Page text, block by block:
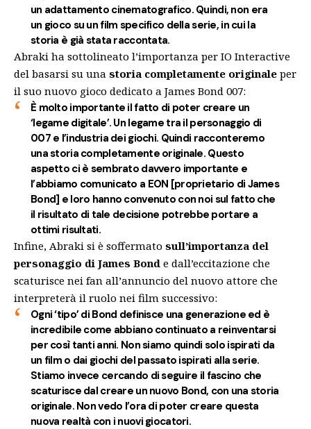
un adattamento cinematografico. Quindi, non era
un gioco su un film specifico della serie, in cui la
storia è già stata raccontata.
Abraki ha sottolineato l’importanza per IO Interactive
del basarsi su una storia completamente originale per
il suo nuovo gioco dedicato a James Bond 007:
È molto importante il fatto di poter creare un
‘legame digitale’. Un legame tra il personaggio di
007 e l’industria dei giochi. Quindi racconteremo
una storia completamente originale. Questo
aspetto ci è sembrato davvero importante e
l’abbiamo comunicato a EON [proprietario di James
Bond] e loro hanno convenuto con noi sul fatto che
il risultato di tale decisione potrebbe portare a
ottimi risultati.
Infine, Abraki si è soffermato sull’importanza del
personaggio di James Bond e dall’eccitazione che
scaturisce nei fan all’annuncio del nuovo attore che
interpreterà il ruolo nei film successivo:
Ogni ‘tipo’ di Bond definisce una generazione ed è
incredibile come abbiano continuato a reinventarsi
per così tanti anni. Non siamo quindi solo ispirati da
un film o dai giochi del passato ispirati alla serie.
Stiamo invece cercando di seguire il fascino che
scaturisce dal creare un nuovo Bond, con una storia
originale. Non vedo l’ora di poter creare questa
nuova realtà con i nuovi giocatori.